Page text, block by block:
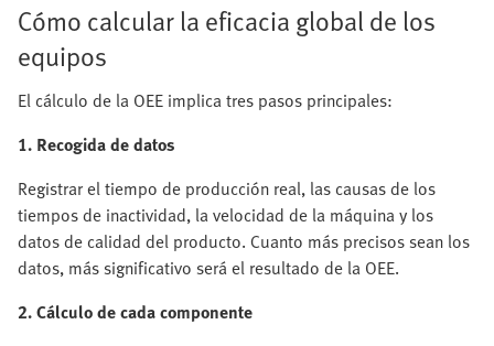
Cómo calcular la eficacia global de los
equipos
El cálculo de la OEE implica tres pasos principales:
1. Recogida de datos
Registrar el tiempo de producción real, las causas de los
tiempos de inactividad, la velocidad de la máquina y los
datos de calidad del producto. Cuanto más precisos sean los
datos, más significativo será el resultado de la OEE.
2. Cálculo de cada componente